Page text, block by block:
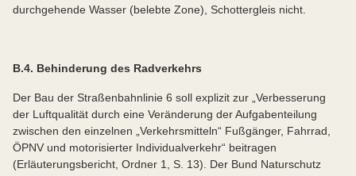
durchgehende Wasser (belebte Zone), Schottergleis nicht.
B.4. Behinderung des Radverkehrs
Der Bau der Straßenbahnlinie 6 soll explizit zur „Verbesserung
der Luftqualität durch eine Veränderung der Aufgabenteilung
zwischen den einzelnen „Verkehrsmitteln“ Fußgänger, Fahrrad,
ÖPNV und motorisierter Individualverkehr“ beitragen
(Erläuterungsbericht, Ordner 1, S. 13). Der Bund Naturschutz